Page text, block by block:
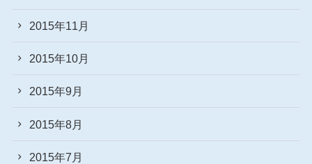
2015年11月
2015年10月
2015年9月
2015年8月
2015年7月